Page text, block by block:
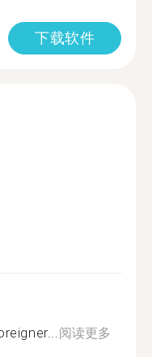
下载软件
阅读更多